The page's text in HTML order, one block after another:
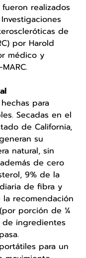
realizados
de
por Harold
médico y
para
Secadas en el
de California,
su
natural, sin
de cero
9% de la
de fibra y
recomendación
porción de ¼
de ingredientes
para un